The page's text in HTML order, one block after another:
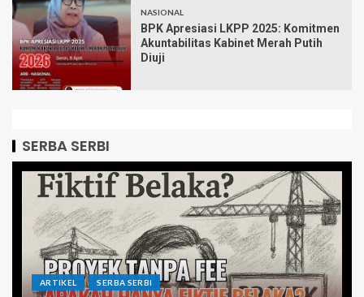
NASIONAL
BPK Apresiasi LKPP 2025: Komitmen
Akuntabilitas Kabinet Merah Putih
Diuji
SERBA SERBI
ARTIKEL SERBA SERBI